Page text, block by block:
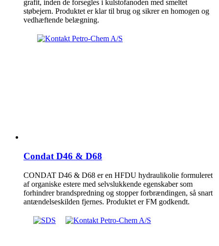
grafit, inden de forsegles i kulstofanoden med smeltet
støbejern. Produktet er klar til brug og sikrer en homogen og
vedhæftende belægning.
Condat D46 & D68
CONDAT D46 & D68 er en HFDU hydraulikolie formuleret
af organiske estere med selvslukkende egenskaber som
forhindrer brandspredning og stopper forbrændingen, så snart
antændelseskilden fjernes. Produktet er FM godkendt.